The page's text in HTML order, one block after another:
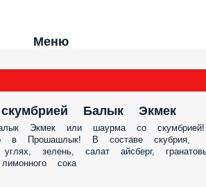
Меню
Балык Экмек
Экмек или шаурма со скумбрией!
в Прошашлык! В составе скубрия,
углях, зелень, салат айсберг,
сока